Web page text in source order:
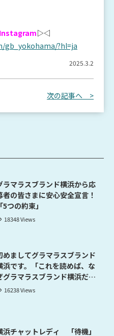
Instagram▷◁
gb_yokohama/?hl=ja
2025.3.2
次の記事へ >
ラマラスブランド横浜から応
者の皆さまに安心安全宣言！
「5つの約束」
18348 Views
めましてグラマラスブランド
浜です。「これを読めば、な
グラマラスブランド横浜だと
げるのかが分かります」
16238 Views
浜チャットレディ 「待機」